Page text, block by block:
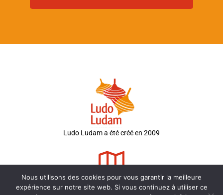
Ludo Ludam a été créé en 2009
9 Rue des Bruyères
Nous utilisons des cookies pour vous garantir la meilleure
expérience sur notre site web. Si vous continuez à utiliser ce